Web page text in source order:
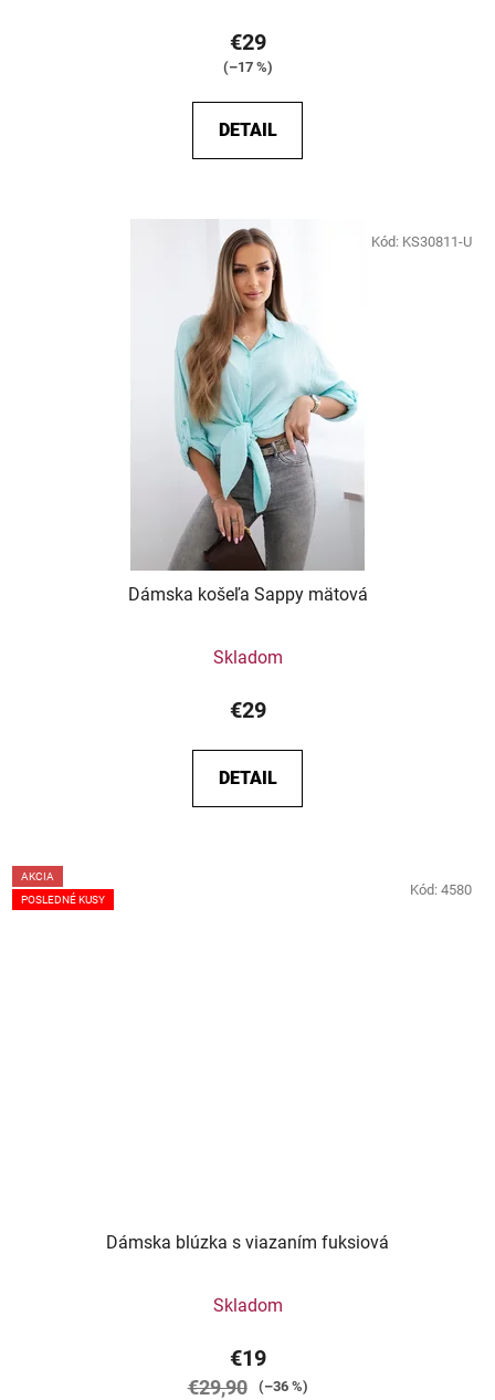
€29
(–17 %)
DETAIL
Dámska košeľa Sappy mätová
Skladom
€29
DETAIL
Kód: KS30811-U
AKCIA
POSLEDNÉ KUSY
Dámska blúzka s viazaním fuksiová
Skladom
€19
€29,90 (–36 %)
Kód: 4580